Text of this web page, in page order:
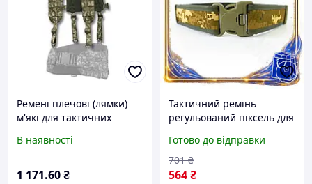
Ремені плечові (лямки)
м'які для тактичних
В наявності
1 171.60₴
Тактичний ремінь
регульований піксель для
для надійної фіксації DM-
11
Готово до відправки
564₴
701 ₴